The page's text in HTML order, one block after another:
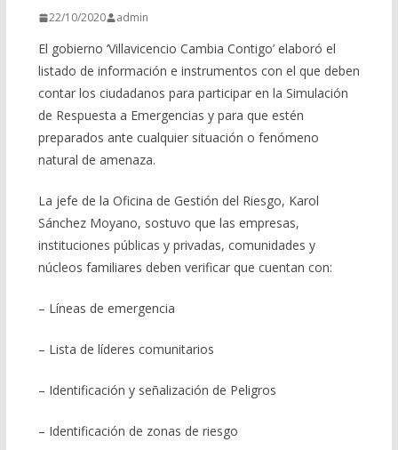
22/10/2020 admin
El gobierno ‘Villavicencio Cambia Contigo’ elaboró el
listado de información e instrumentos con el que deben
contar los ciudadanos para participar en la Simulación
de Respuesta a Emergencias y para que estén
preparados ante cualquier situación o fenómeno
natural de amenaza.
La jefe de la Oficina de Gestión del Riesgo, Karol
Sánchez Moyano, sostuvo que las empresas,
instituciones públicas y privadas, comunidades y
núcleos familiares deben verificar que cuentan con:
– Líneas de emergencia
– Lista de líderes comunitarios
– Identificación y señalización de Peligros
– Identificación de zonas de riesgo